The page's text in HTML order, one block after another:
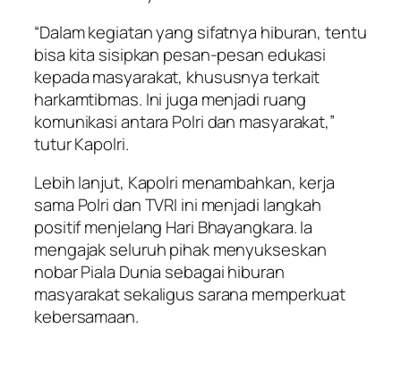
“Dalam kegiatan yang sifatnya hiburan, tentu
bisa kita sisipkan pesan-pesan edukasi
kepada masyarakat, khususnya terkait
harkamtibmas. Ini juga menjadi ruang
komunikasi antara Polri dan masyarakat,”
tutur Kapolri.
Lebih lanjut, Kapolri menambahkan, kerja
sama Polri dan TVRI ini menjadi langkah
positif menjelang Hari Bhayangkara. Ia
mengajak seluruh pihak menyukseskan
nobar Piala Dunia sebagai hiburan
masyarakat sekaligus sarana memperkuat
kebersamaan.